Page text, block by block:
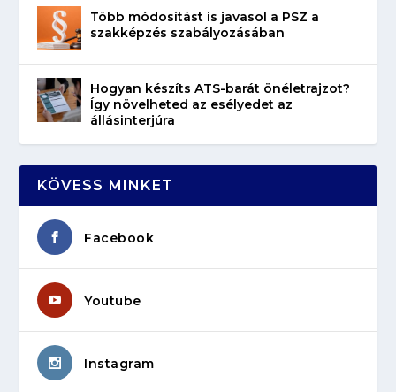
Több módosítást is javasol a PSZ a
szakképzés szabályozásában
Hogyan készíts ATS-barát önéletrajzot?
Így növelheted az esélyedet az
állásinterjúra
KÖVESS MINKET
Facebook
Youtube
Instagram